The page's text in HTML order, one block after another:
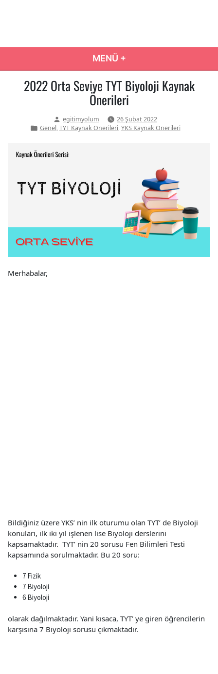
MENÜ +
2022 Orta Seviye TYT Biyoloji Kaynak
Önerileri
Yazan:
egitimyolum
26 Şubat 2022
Yazı
Genel,TYT Kaynak Önerileri,YKS Kaynak Önerileri
Merhabalar,
Bildiğiniz üzere YKS’ nin ilk oturumu olan TYT’ de Biyoloji
konuları, ilk iki yıl işlenen lise Biyoloji derslerini
kapsamaktadır. TYT’ nin 20 sorusu Fen Bilimleri Testi
kapsamında sorulmaktadır. Bu 20 soru:
7 Fizik
7 Biyoloji
6 Biyoloji
olarak dağılmaktadır. Yani kısaca, TYT’ ye giren öğrencilerin
karşısına 7 Biyoloji sorusu çıkmaktadır.